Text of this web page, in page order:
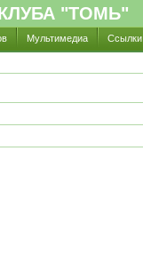
"ТОМЬ"
Мультимедиа Ссылки